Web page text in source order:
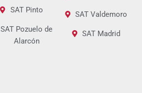
SAT Pinto
SAT Pozuelo de
Alarcón
SAT Valdemoro
SAT Madrid